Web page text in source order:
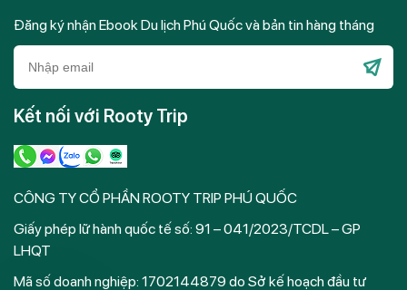
Đăng ký nhận Ebook Du lịch Phú Quốc và bản tin hàng tháng
Please
Kết nối với Rooty Trip
CÔNG TY CỔ PHẦN ROOTY TRIP PHÚ QUỐC
Giấy phép lữ hành quốc tế số: 91 – 041/2023/TCDL – GP
LHQT
Mã số doanh nghiệp: 1702144879 do Sở kế hoạch đầu tư